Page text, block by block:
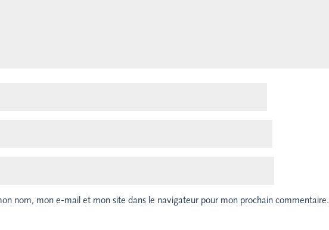
nom, mon e-mail et mon site dans le navigateur pour mon prochain commentaire.